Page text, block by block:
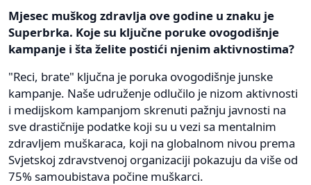
Mjesec muškog zdravlja ove godine u znaku je
Superbrka. Koje su ključne poruke ovogodišnje
kampanje i šta želite postići njenim aktivnostima?
"Reci, brate" ključna je poruka ovogodišnje junske
kampanje. Naše udruženje odlučilo je nizom aktivnosti
i medijskom kampanjom skrenuti pažnju javnosti na
sve drastičnije podatke koji su u vezi sa mentalnim
zdravljem muškaraca, koji na globalnom nivou prema
Svjetskoj zdravstvenoj organizaciji pokazuju da više od
75% samoubistava počine muškarci.